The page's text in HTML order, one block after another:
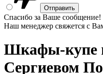
Спасибо за Ваше сообщение!
Наш менеджер свяжется с
Шкафы-купе
Сергиевом